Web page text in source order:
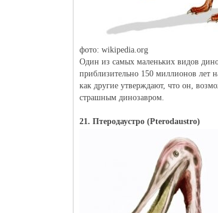
фото: wikipedia.org
Один из самых маленьких видов
приблизительно 150 миллионов лет
как другие утверждают, что он,
страшным динозавром.
21. Птеродаустро (Pterodaustro)